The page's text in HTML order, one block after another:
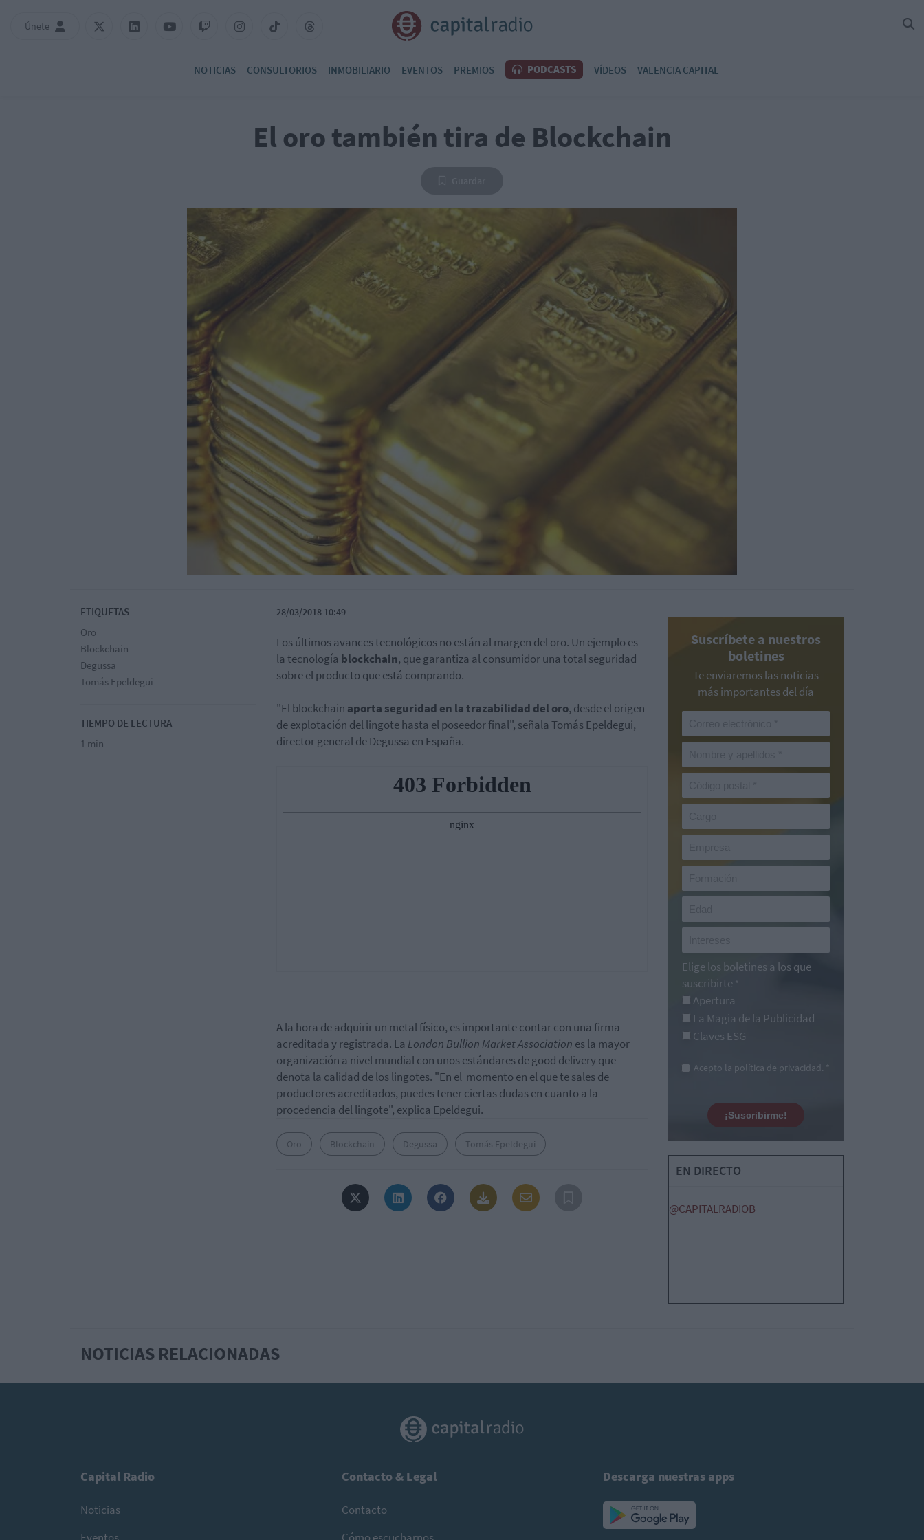
Únete
NOTICIAS CONSULTORIOS INMOBILIARIO EVENTOS PREMIOS PODCASTS VÍDEOS VALENCIA CAPITAL
El oro también tira de Blockchain
ETIQUETAS
Oro
Blockchain
Degussa
Tomás Epeldegui
TIEMPO DE LECTURA
1 min
28/03/2018 10:49
Los últimos avances tecnológicos no están al margen del oro. Un ejemplo es
la tecnología blockchain, que garantiza al consumidor una total seguridad
sobre el producto que está comprando.
"El blockchain aporta seguridad en la trazabilidad del oro, desde el origen
de explotación del lingote hasta el poseedor final", señala Tomás Epeldegui,
director general de Degussa en España.
A la hora de adquirir un metal físico, es importante contar con una firma
acreditada y registrada. La London Bullion Market Association es la mayor
organización a nivel mundial con unos estándares de good delivery que
denota la calidad de los lingotes. "En el momento en el que te sales de
productores acreditados, puedes tener ciertas dudas en cuanto a la
procedencia del lingote", explica Epeldegui.
Oro Blockchain Degussa Tomás Epeldegui
Suscríbete a nuestros
boletines
Te enviaremos las noticias
más importantes del día
Elige los boletines a los que
suscribirte *
Apertura
La Magia de la Publicidad
Claves ESG
Acepto la política de privacidad. *
¡Suscribirme!
EN DIRECTO
@CAPITALRADIOB
NOTICIAS RELACIONADAS
Capital Radio
Noticias
Contacto & Legal
Contacto
Descarga nuestras apps